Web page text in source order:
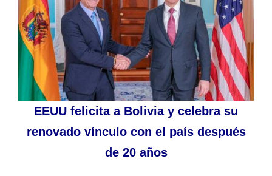
EEUU felicita a Bolivia y celebra su
renovado vínculo con el país después
de 20 años